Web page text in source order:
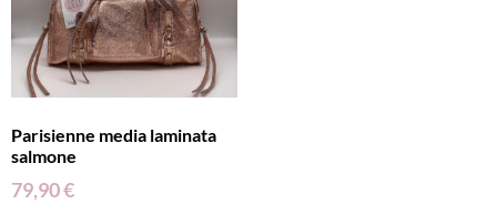
Parisienne media laminata
salmone
79,90€